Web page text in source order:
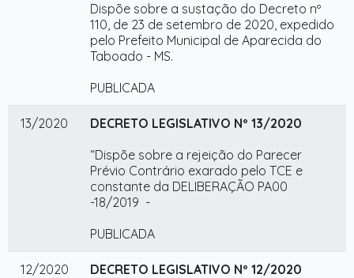
Dispõe sobre a sustação do Decreto nº
110, de 23 de setembro de 2020, expedido
pelo Prefeito Municipal de Aparecida do
Taboado - MS.
PUBLICADA
13/2020
DECRETO LEGISLATIVO Nº 13/2020
“Dispõe sobre a rejeição do Parecer
Prévio Contrário exarado pelo TCE e
constante da DELIBERAÇÃO PA00
-18/2019 -
PUBLICADA
12/2020
DECRETO LEGISLATIVO Nº 12/2020